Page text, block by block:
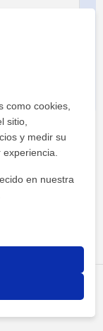
como cookies,
sitio,
y medir su
en nuestra